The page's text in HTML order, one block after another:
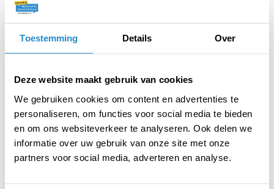
Toestemming Details Over
Deze website maakt gebruik van cookies
We gebruiken cookies om content en advertenties te
personaliseren, om functies voor social media te bieden
en om ons websiteverkeer te analyseren. Ook delen we
informatie over uw gebruik van onze site met onze
partners voor social media, adverteren en analyse.
STELLING
Scholieren die in
armoede opgroeien,
moeten van de
overheid een
smartphone krijgen